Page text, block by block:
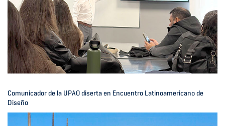
Comunicador de la UPAO diserta en Encuentro Latinoamericano de
Diseño